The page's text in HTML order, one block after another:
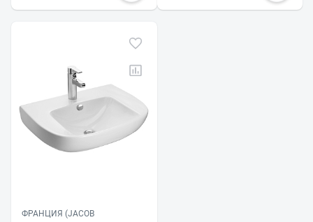
ФРАНЦИЯ (JACOB